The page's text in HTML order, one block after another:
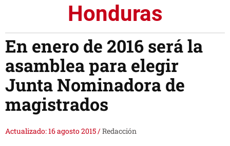
Honduras
En enero de 2016 será la
asamblea para elegir
Junta Nominadora de
magistrados
Actualizado: 16 agosto 2015/Redacción